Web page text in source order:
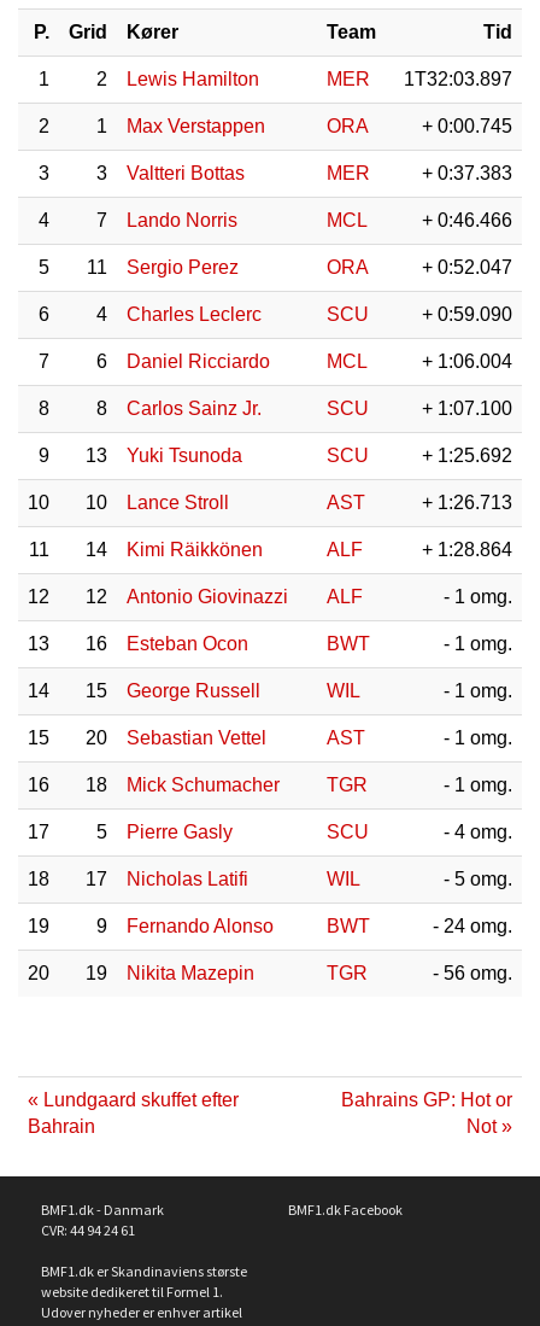
P. Grid Kører Team Tid
1 2 Lewis Hamilton MER 1T32:03.897
2 1 Max Verstappen ORA + 0:00.745
3 3 Valtteri Bottas MER + 0:37.383
4 7 Lando Norris MCL + 0:46.466
5 11 Sergio Perez ORA + 0:52.047
6 4 Charles Leclerc SCU + 0:59.090
7 6 Daniel Ricciardo MCL + 1:06.004
8 8 Carlos Sainz Jr. SCU + 1:07.100
9 13 Yuki Tsunoda SCU + 1:25.692
10 10 Lance Stroll AST + 1:26.713
11 14 Kimi Räikkönen ALF + 1:28.864
12 12 Antonio Giovinazzi ALF - 1 omg.
13 16 Esteban Ocon BWT - 1 omg.
14 15 George Russell WIL - 1 omg.
15 20 Sebastian Vettel AST - 1 omg.
16 18 Mick Schumacher TGR - 1 omg.
17 5 Pierre Gasly SCU - 4 omg.
18 17 Nicholas Latifi WIL - 5 omg.
19 9 Fernando Alonso BWT - 24 omg.
20 19 Nikita Mazepin TGR - 56 omg.
« Lundgaard skuffet efter
Bahrain
Bahrains GP: Hot or
Not »
BMF1.dk - Danmark
CVR: 44 94 24 61
BMF1.dk er Skandinaviens største
website dedikeret til Formel 1.
Udover nyheder er enhver artikel
BMF1.dk Facebook